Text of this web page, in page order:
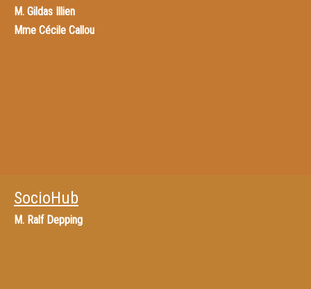
M. Gildas Illien
Mme Cécile Callou
SocioHub
M. Ralf Depping